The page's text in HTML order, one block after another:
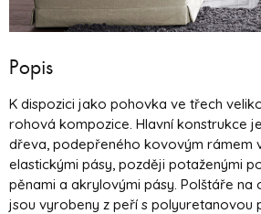
Popis
K dispozici jako pohovka ve třech
rohová kompozice. Hlavní konstrukce
dřeva, podepřeného kovovým rámem
elastickými pásy, později potaženými
pěnami a akrylovými pásy. Polštáře na
jsou vyrobeny z peří s polyuretanovou